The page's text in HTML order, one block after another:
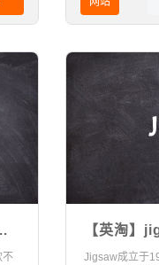
不
【英淘】
（2023版
Jigsaw成立于